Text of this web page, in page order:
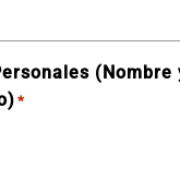
(Nombre
*